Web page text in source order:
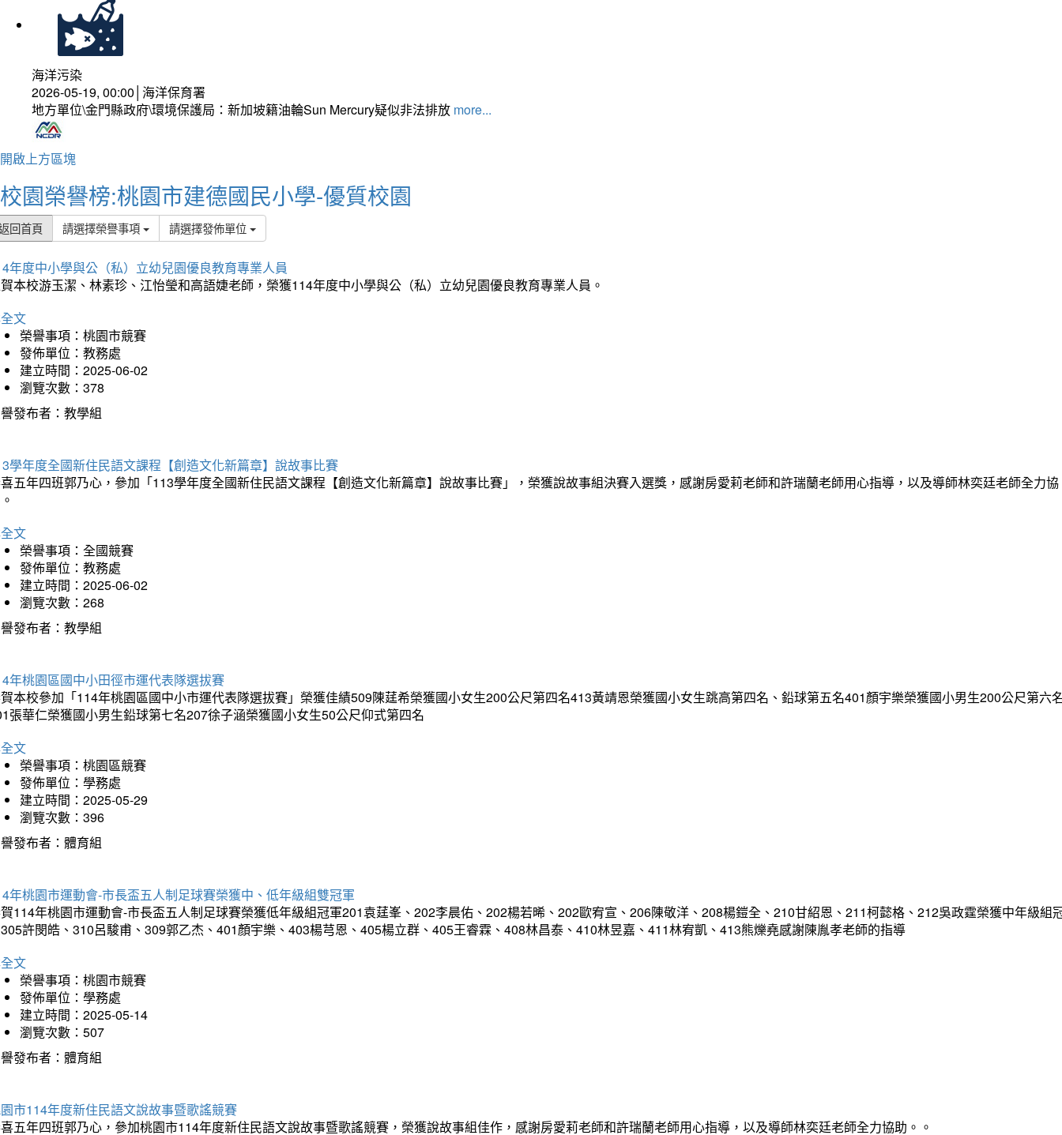
海洋污染
2026-05-19, 00:00│海洋保育署
地方單位\金門縣政府\環境保護局：新加坡籍油輪Sun Mercury疑似非法排放 more...
開啟上方區塊
校園榮譽榜:桃園市建德國民小學-優質校園
回首頁 請選擇榮譽事項 請選擇發佈單位
年度中小學與公（私）立幼兒園優良教育專業人員
本校游玉潔、林素珍、江怡瑩和高語婕老師，榮獲114年度中小學與公（私）立幼兒園優良教育專業人員。
文
榮譽事項：桃園市競賽
發佈單位：教務處
建立時間：2025-06-02
瀏覽次數：378
發布者：教學組
學年度全國新住民語文課程【創造文化新篇章】說故事比賽
五年四班郭乃心，參加「113學年度全國新住民語文課程【創造文化新篇章】說故事比賽」，榮獲說故事組決賽入選獎，感謝房愛莉老師和許瑞蘭老師用心指導，以及導師林奕廷老師全力協
文
榮譽事項：全國競賽
發佈單位：教務處
建立時間：2025-06-02
瀏覽次數：268
發布者：教學組
年桃園區國中小田徑市運代表隊選拔賽
本校參加「114年桃園區國中小市運代表隊選拔賽」榮獲佳績509陳莛希榮獲國小女生200公尺第四名413黃靖恩榮獲國小女生跳高第四名、鉛球第五名401顏宇樂榮獲國小男生200公尺第六
張華仁榮獲國小男生鉛球第七名207徐子涵榮獲國小女生50公尺仰式第四名
文
榮譽事項：桃園區競賽
發佈單位：學務處
建立時間：2025-05-29
瀏覽次數：396
發布者：體育組
年桃園市運動會-市長盃五人制足球賽榮獲中、低年級組雙冠軍
114年桃園市運動會-市長盃五人制足球賽榮獲低年級組冠軍201袁莛峯、202李晨佑、202楊若晞、202歐宥宣、206陳敬洋、208楊鎧全、210甘紹恩、211柯懿格、212吳政霆榮獲中年級組
許閔皓、310呂駿甫、309郭乙杰、401顏宇樂、403楊芎恩、405楊立群、405王睿霖、408林昌泰、410林昱嘉、411林宥凱、413熊爍堯感謝陳胤孝老師的指導
文
榮譽事項：桃園市競賽
發佈單位：學務處
建立時間：2025-05-14
瀏覽次數：507
發布者：體育組
市114年度新住民語文說故事暨歌謠競賽
五年四班郭乃心，參加桃園市114年度新住民語文說故事暨歌謠競賽，榮獲說故事組佳作，感謝房愛莉老師和許瑞蘭老師用心指導，以及導師林奕廷老師全力協助。。